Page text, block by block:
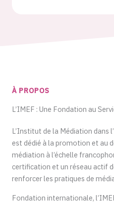
À PROPOS
L’IMEF : Une Fondation au
L’Institut de la Médiation dans
est dédié à la promotion et au
médiation à l’échelle
certification et un réseau actif
renforcer les pratiques de
Fondation internationale,